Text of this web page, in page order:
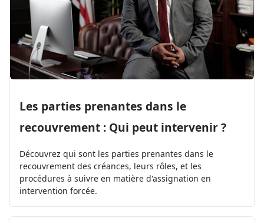
Les parties prenantes dans le
recouvrement : Qui peut intervenir ?
Découvrez qui sont les parties prenantes dans le
recouvrement des créances, leurs rôles, et les
procédures à suivre en matière d'assignation en
intervention forcée.